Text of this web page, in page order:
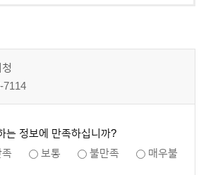
7114
는 정보에 만족하십니까?
족 보통 불만족
매우불